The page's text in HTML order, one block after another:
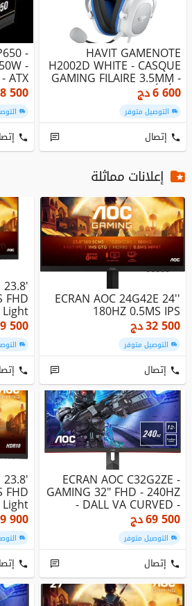
HAVIT GAMENOTE
H2002D WHITE - CASQUE
GAMING FILAIRE 3.5MM -
SON STÉRÉO...
6 600دج
التوصيل متوفر
إتصال
-
-
ATX
8 500
إعلانات مماثلة
ECRAN AOC 24G42E 24''
180HZ 0.5MS IPS
32 500دج
التوصيل متوفر
إتصال
23.8'
FHD
500
ECRAN AOC C32G2ZE -
GAMING 32" FHD - 240HZ
- DALL VA CURVED -
0.5MS - ...
69 500دج
التوصيل متوفر
إتصال
900